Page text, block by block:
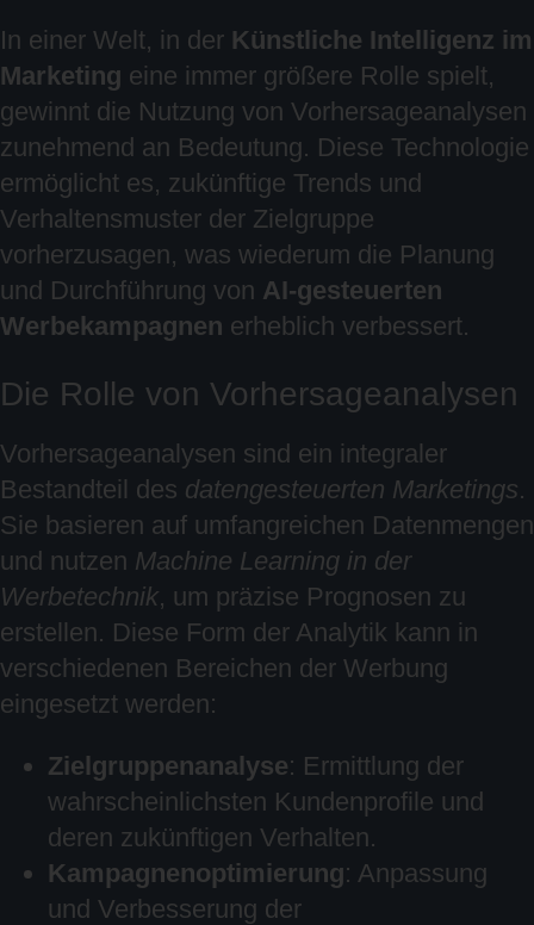
In einer Welt, in der Künstliche Intelligenz im
Marketing eine immer größere Rolle spielt,
gewinnt die Nutzung von Vorhersageanalysen
zunehmend an Bedeutung. Diese Technologie
ermöglicht es, zukünftige Trends und
Verhaltensmuster der Zielgruppe
vorherzusagen, was wiederum die Planung
und Durchführung von AI-gesteuerten
Werbekampagnen erheblich verbessert.
Die Rolle von Vorhersageanalysen
Vorhersageanalysen sind ein integraler
Bestandteil des datengesteuerten Marketings.
Sie basieren auf umfangreichen Datenmengen
und nutzen Machine Learning in der
Werbetechnik, um präzise Prognosen zu
erstellen. Diese Form der Analytik kann in
verschiedenen Bereichen der Werbung
eingesetzt werden:
Zielgruppenanalyse: Ermittlung der
wahrscheinlichsten Kundenprofile und
deren zukünftigen Verhalten.
Kampagnenoptimierung: Anpassung
und Verbesserung der